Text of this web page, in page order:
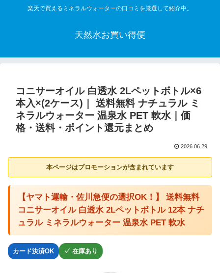
楽天で買えるミネラルウォーターの口コミを厳選して紹介中。
天然水お買い得便
コニサーオイル 白透水 2Lペットボトル×6
本入×(2ケース)｜ 送料無料 ナチュラル ミ
ネラルウォーター 温泉水 PET 軟水｜価
格・送料・ポイント還元まとめ
2026.06.29
本ページはプロモーションが含まれています
【ヤマト運輸・佐川急便の選択OK！】 送料無料
コニサーオイル 白透水 2Lペットボトル 12本 ナチ
ュラル ミネラルウォーター 温泉水 PET 軟水
カード決済OK ✓ 在庫あり